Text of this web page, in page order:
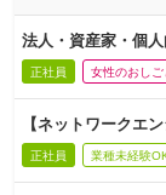
法人・資産家・個
正社員 女性のおしご
【ネットワークエ
正社員 業種未経験